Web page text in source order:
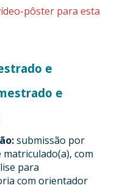
pôster para esta
e
e
submissão por
com
para
com orientador